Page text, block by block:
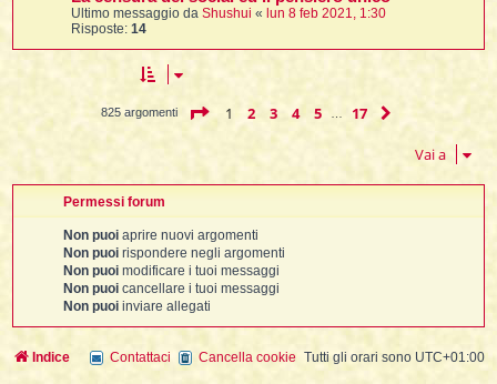
Ultimo messaggio daShushui « lun 8 feb 2021, 1:30
Risposte:14
825 argomenti Pagina 1di 17
1 2 3 4 5 17
Vai a
Permessi forum
Non puoi aprire nuovi argomenti
Non puoi rispondere negli argomenti
Non puoi modificare i tuoi messaggi
Non puoi cancellare i tuoi messaggi
Non puoi inviare allegati
Indice Tutti gli orari sono UTC+01:00
Cancella cookie
Contattaci